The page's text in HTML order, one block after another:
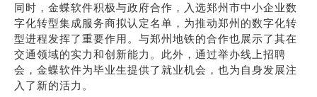
同时，金蝶软件积极与政府合作，入选郑州市中小企业数
字化转型集成服务商拟认定名单，为推动郑州的数字化转
型进程发挥了重要作用。与郑州地铁的合作也展示了其在
交通领域的实力和创新能力。此外，通过举办线上招聘
会，金蝶软件为毕业生提供了就业机会，也为自身发展注
入了新的活力。